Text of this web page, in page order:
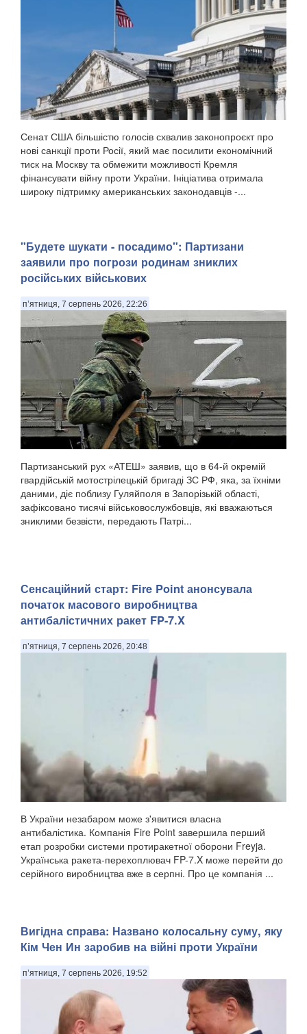
Сенат США більшістю голосів схвалив законопроєкт про
нові санкції проти Росії, який має посилити економічний
тиск на Москву та обмежити можливості Кремля
фінансувати війну проти України. Ініціатива отримала
широку підтримку американських законодавців -...
"Будете шукати - посадимо": Партизани
заявили про погрози родинам зниклих
російських військових
п’ятниця, 7 серпень 2026, 22:26
Партизанський рух «АТЕШ» заявив, що в 64-й окремій
гвардійській мотострілецькій бригаді ЗС РФ, яка, за їхніми
даними, діє поблизу Гуляйполя в Запорізькій області,
зафіксовано тисячі військовослужбовців, які вважаються
зниклими безвісти, передають Патрі...
Сенсаційний старт: Fire Point анонсувала
початок масового виробництва
антибалістичних ракет FP-7.X
п’ятниця, 7 серпень 2026, 20:48
В України незабаром може з'явитися власна
антибалістика. Компанія Fire Point завершила перший
етап розробки системи протиракетної оборони Freyja.
Українська ракета-перехоплювач FP-7.X може перейти до
серійного виробництва вже в серпні. Про це компанія ...
Вигідна справа: Названо колосальну суму, яку
Кім Чен Ин заробив на війні проти України
п’ятниця, 7 серпень 2026, 19:52